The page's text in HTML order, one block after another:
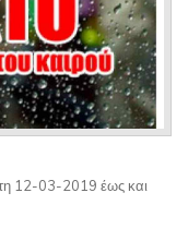
12-03-2019 έως και